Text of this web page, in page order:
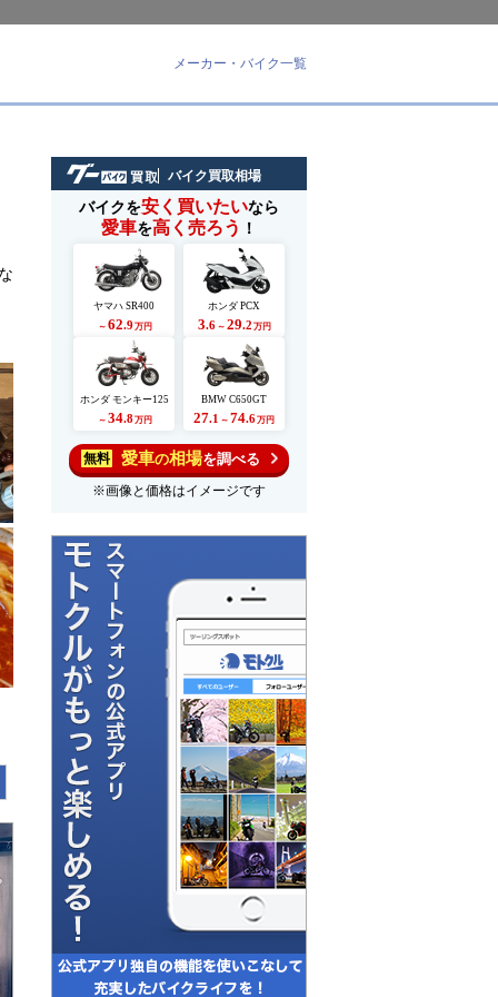
メーカー・バイク一覧
バイク買取相場
バイクを安く買いたいなら
愛車を高く売ろう ！
ヤマハ SR400
～ 62.9 万円
ホンダ PCX
3.6 ～ 29.2 万円
ホンダ モンキー125
～ 34.8万円
BMW C650GT
27.1 ～ 74.6万円
無料 愛車の相場を調べる
※画像と価格はイメージです